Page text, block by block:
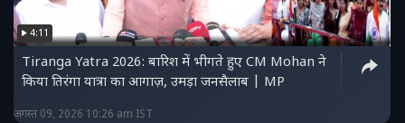
4:11
Tiranga Yatra 2026: बारिश में भीगते हुए CM Mohan ने
किया तिरंगा यात्रा का आगाज़, उमड़ा जनसैलाब | MP
अगस्त 09, 2026 10:26 am IST